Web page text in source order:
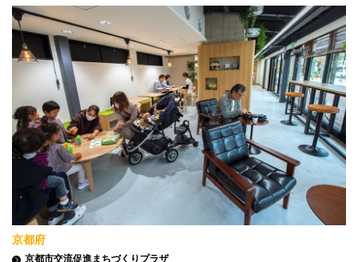
京都府
京都市交流促進まちづくりプラザ